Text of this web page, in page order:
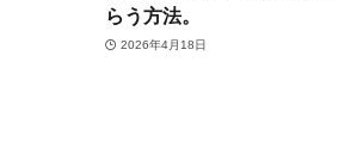
らう方法。
2026年4月18日